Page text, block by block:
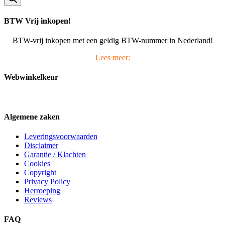
BTW Vrij inkopen!
BTW-vrij inkopen met een geldig BTW-nummer in Nederland!
Lees meer:
Webwinkelkeur
Algemene zaken
Leveringsvoorwaarden
Disclaimer
Garantie / Klachten
Cookies
Copyright
Privacy Policy
Herroeping
Reviews
FAQ